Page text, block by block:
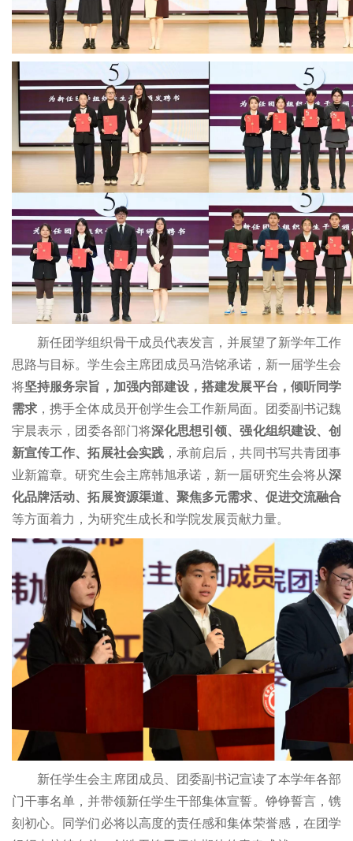
新任团学组织骨干成员代表发言，并展望了新学年工作
思路与目标。学生会主席团成员马浩铭承诺， 新一届学生会
将坚持服务宗旨，加强内部建设，搭建发展平台，倾听同学
需求 ，携手全体成员开创学生会工作新局面。团委副书记魏
宇晨表示 ， 团委各部门将深化思想引领、强化组织建设、创
新宣传工作、拓展社会实践，承前启后，共同书写共青团事
业新篇章。研究生会主席韩旭承诺， 新一届研究生会将从深
化品牌活动、拓展资源渠道、聚焦多元需求、促进交流融合
等方面着力，为研究生成长和学院发展贡献力量。
新任学生会主席团成员、团委副书记宣读了本学年各部
门干事名单，并带领新任学生干部集体宣誓。铮铮誓言，镌
刻初心。同学们必将以高度的责任感和集体荣誉感，在团学